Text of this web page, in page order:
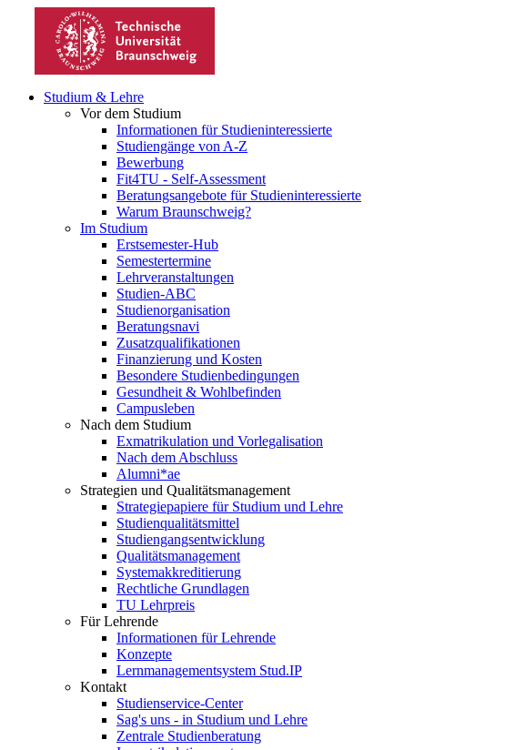
Studium & Lehre
Vor dem Studium
Informationen für Studieninteressierte
Studiengänge von A-Z
Bewerbung
Fit4TU - Self-Assessment
Beratungsangebote für Studieninteressierte
Warum Braunschweig?
Im Studium
Erstsemester-Hub
Semestertermine
Lehrveranstaltungen
Studien-ABC
Studienorganisation
Beratungsnavi
Zusatzqualifikationen
Finanzierung und Kosten
Besondere Studienbedingungen
Gesundheit & Wohlbefinden
Campusleben
Nach dem Studium
Exmatrikulation und Vorlegalisation
Nach dem Abschluss
Alumni*ae
Strategien und Qualitätsmanagement
Strategiepapiere für Studium und Lehre
Studienqualitätsmittel
Studiengangsentwicklung
Qualitätsmanagement
Systemakkreditierung
Rechtliche Grundlagen
TU Lehrpreis
Für Lehrende
Informationen für Lehrende
Konzepte
Lernmanagementsystem Stud.IP
Kontakt
Studienservice-Center
Sag's uns - in Studium und Lehre
Zentrale Studienberatung